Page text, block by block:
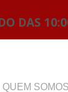
DAS
QUEM SOMOS